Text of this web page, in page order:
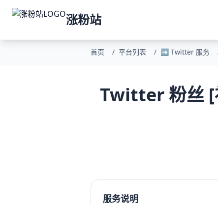
涨粉站
首页 / 平台列表 / ➡️ Twitter 服务
Twitter 粉丝 [
服务说明